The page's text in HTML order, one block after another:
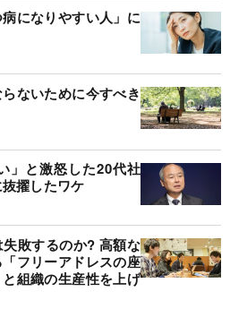
病になりやすい人」に
ないために今すべき
」と激怒した20代社
擢したワケ
敗するのか? 高額な
フリーアドレスの座
組織の生産性を上げ